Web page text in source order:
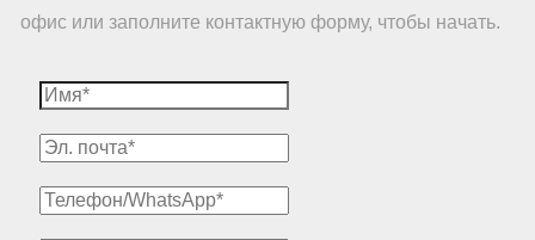
офис или заполните контактную форму, чтобы начать.